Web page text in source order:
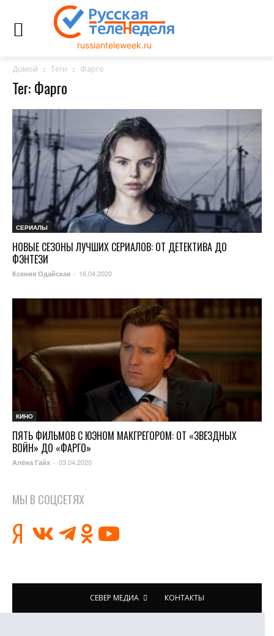
russianteleweek.ru
Домой Теги Фарго
Тег: Фарго
СЕРИАЛЫ
НОВЫЕ СЕЗОНЫ ЛУЧШИХ СЕРИАЛОВ: ОТ ДЕТЕКТИВА ДО
ФЭНТЕЗИ
Ксения Одайская - 16.04.2020
КИНО
ПЯТЬ ФИЛЬМОВ С ЮЭНОМ МАКГРЕГОРОМ: ОТ «ЗВЕЗДНЫХ
ВОЙН» ДО «ФАРГО»
Алёна Гайх - 03.04.2020
МЫ В СОЦСЕТЯХ
СЕВЕР МЕДИА КОНТАКТЫ